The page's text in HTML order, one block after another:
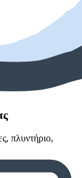
πλυντήριο,